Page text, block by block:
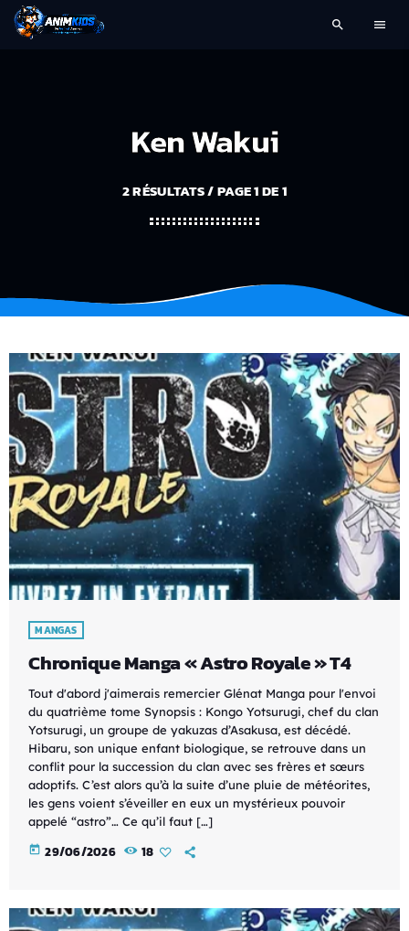
search menu
Ken Wakui
2 RÉSULTATS / PAGE 1 DE 1
MANGAS
Chronique Manga « Astro Royale » T4
Tout d'abord j'aimerais remercier Glénat Manga pour l'envoi
du quatrième tome Synopsis : Kongo Yotsurugi, chef du clan
Yotsurugi, un groupe de yakuzas d’Asakusa, est décédé.
Hibaru, son unique enfant biologique, se retrouve dans un
conflit pour la succession du clan avec ses frères et sœurs
adoptifs. C’est alors qu’à la suite d’une pluie de météorites,
les gens voient s’éveiller en eux un mystérieux pouvoir
appelé “astro”… Ce qu’il faut […]
today 29/06/2026 18